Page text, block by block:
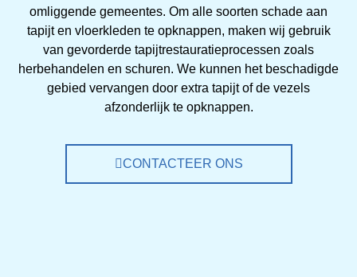
omliggende gemeentes. Om alle soorten schade aan
tapijt en vloerkleden te opknappen, maken wij gebruik
van gevorderde tapijtrestauratieprocessen zoals
herbehandelen en schuren. We kunnen het beschadigde
gebied vervangen door extra tapijt of de vezels
afzonderlijk te opknappen.
CONTACTEER ONS